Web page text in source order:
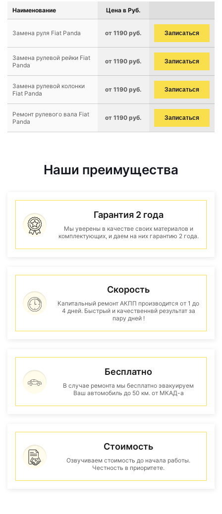
Наименование Цена в Руб.
Замена руля Fiat Panda от 1190 руб. Записаться
Замена рулевой рейки Fiat
Panda
от 1190 руб. Записаться
Замена рулевой колонки
Fiat Panda
от 1190 руб. Записаться
Ремонт рулевого вала Fiat
Panda
от 1190 руб. Записаться
Наши преимущества
Гарантия 2 года
Мы уверены в качестве своих материалов и
комплектующих, и даем на них гарантию 2 года.
Скорость
Капитальный ремонт АКПП производится от 1 до
4 дней. Быстрый и качественнвй результат за
пару дней !
Бесплатно
В случае ремонта мы бесплатно эвакуируем
Ваш автомобиль до 50 км. от МКАД-а
Стоимость
Озвучиваем стоимость до начала работы.
Честность в приоритете.